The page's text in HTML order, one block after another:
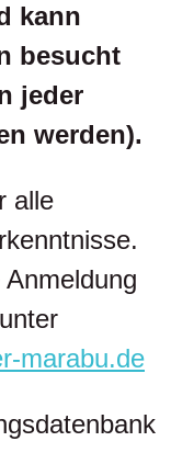
kann
besucht
jeder
werden).
alle
marabu.de